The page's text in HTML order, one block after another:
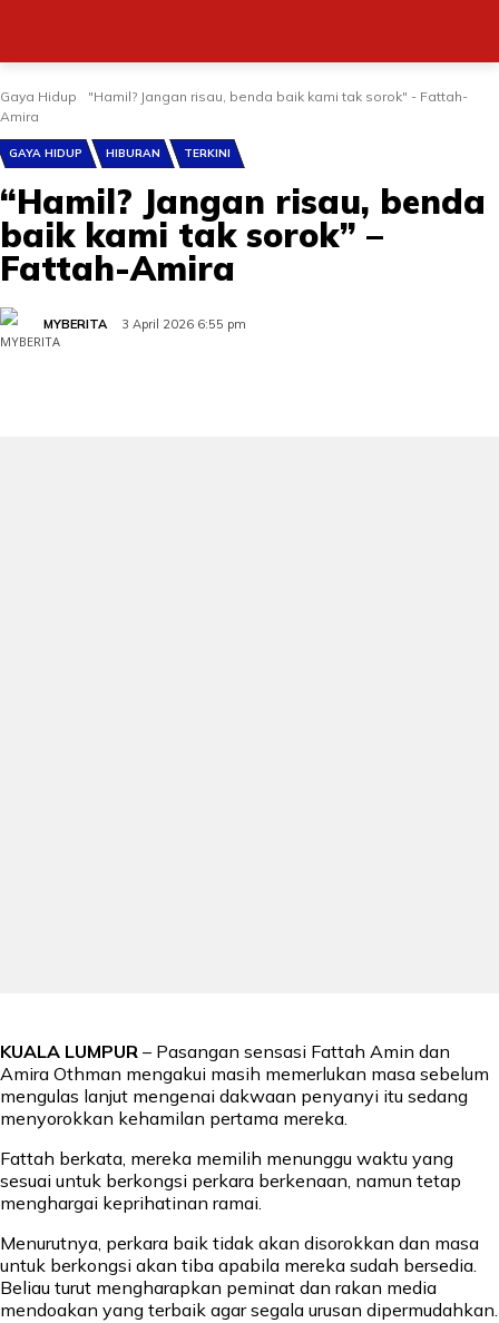
Gaya Hidup
"Hamil? Jangan risau, benda baik kami tak sorok" - Fattah-
Amira
GAYA HIDUP HIBURAN TERKINI
“Hamil? Jangan risau, benda
baik kami tak sorok” –
Fattah-Amira
MYBERITA 3 April 2026 6:55 pm
KUALA LUMPUR – Pasangan sensasi Fattah Amin dan
Amira Othman mengakui masih memerlukan masa sebelum
mengulas lanjut mengenai dakwaan penyanyi itu sedang
menyorokkan kehamilan pertama mereka.
Fattah berkata, mereka memilih menunggu waktu yang
sesuai untuk berkongsi perkara berkenaan, namun tetap
menghargai keprihatinan ramai.
Menurutnya, perkara baik tidak akan disorokkan dan masa
untuk berkongsi akan tiba apabila mereka sudah bersedia.
Beliau turut mengharapkan peminat dan rakan media
mendoakan yang terbaik agar segala urusan dipermudahkan.